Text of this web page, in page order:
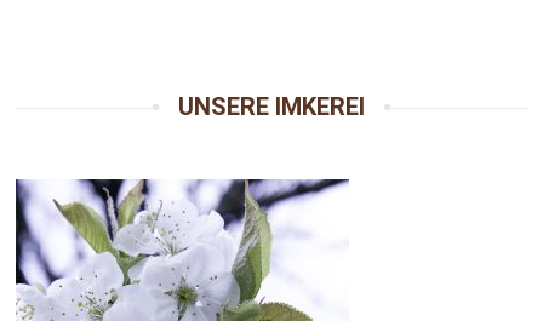
UNSERE IMKEREI